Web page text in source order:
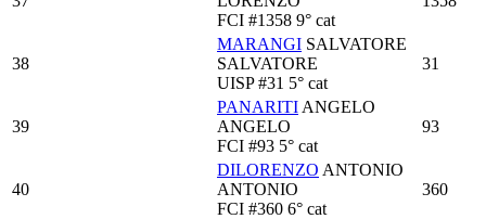
FCI #1358 9° cat
38
MARANGI SALVATORE
SALVATORE
UISP #31 5° cat
31
39
PANARITI ANGELO
ANGELO
FCI #93 5° cat
93
40
DILORENZO ANTONIO
ANTONIO
FCI #360 6° cat
360